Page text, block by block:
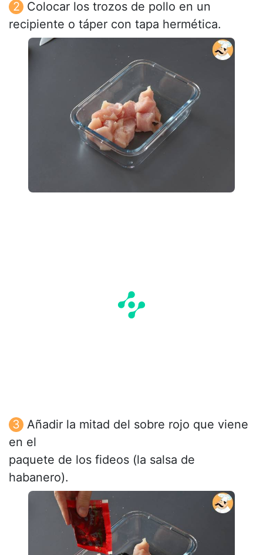
Colocar los trozos de pollo en un
recipiente o táper con tapa hermética.
Añadir la mitad del sobre rojo que viene
en el
paquete de los fideos (la salsa de
habanero).